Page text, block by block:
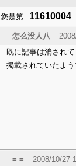
您是第 11610004
怎么没人八
既に記事は消され
掲載されていたよ
= =
2008/10/27